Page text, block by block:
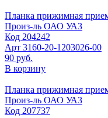
Планка прижимная
Произ-ль ОАО УАЗ
Код 204242
Арт 3160-20-1203026-00
90 руб.
В корзину
Планка прижимная
Произ-ль ОАО УАЗ
Код 207737